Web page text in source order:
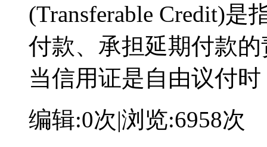
(Transferable Credit)
付款、承担延期付款
当信用证是自由议付
编辑:0次|浏览:6958次